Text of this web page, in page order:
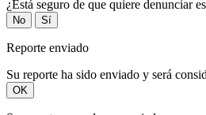
¿Está seguro de que quiere denunciar
No Sí
Reporte enviado
Su reporte ha sido enviado y será
OK